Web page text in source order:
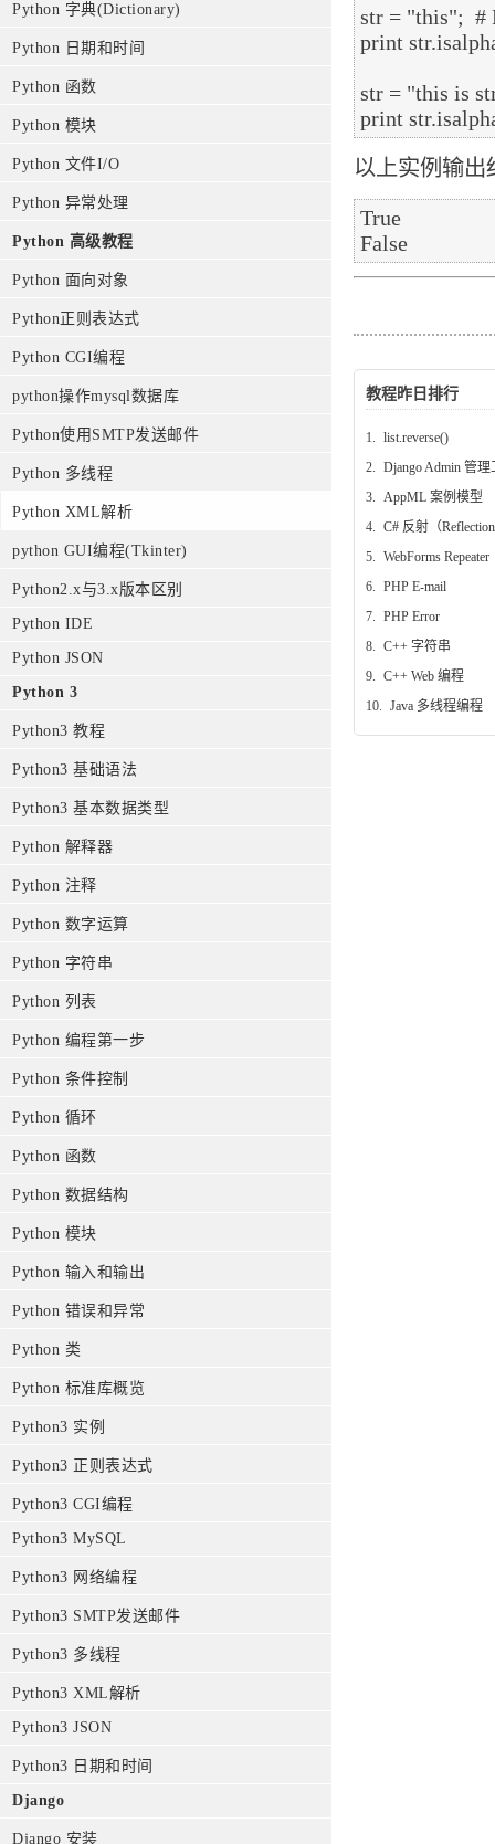
Python 字典(Dictionary)
Python 日期和时间
Python 函数
Python 模块
Python 文件I/O
Python 异常处理
Python 高级教程
Python 面向对象
Python正则表达式
Python CGI编程
python操作mysql数据库
Python使用SMTP发送邮件
Python 多线程
Python XML解析
python GUI编程(Tkinter)
Python2.x与3.x版本区别
Python IDE
Python JSON
Python 3
Python3 教程
Python3 基础语法
Python3 基本数据类型
Python 解释器
Python 注释
Python 数字运算
Python 字符串
Python 列表
Python 编程第一步
Python 条件控制
Python 循环
Python 函数
Python 数据结构
Python 模块
Python 输入和输出
Python 错误和异常
Python 类
Python 标准库概览
Python3 实例
Python3 正则表达式
Python3 CGI编程
Python3 MySQL
Python3 网络编程
Python3 SMTP发送邮件
Python3 多线程
Python3 XML解析
Python3 JSON
Python3 日期和时间
Django
Django 安装
str = "this";  #
print
str = "this is
以上实例输出
True
教程昨日排行
1. list.reverse()
2. Django Admin 管理
3. AppML 案例模型
4. C# 反射（
5. WebForms Repeater
6. PHP E-mail
7. PHP Error
8. C++ 字符串
9. C++ Web 编程
10. Java 多线程编程